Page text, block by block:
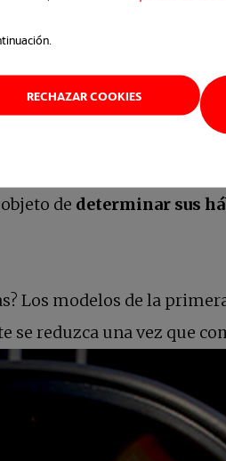
RECHAZAR COOKIES
protección legal en
la detección
está trabajando ya con
de determinar sus
Los modelos de la
se reduzca una vez que